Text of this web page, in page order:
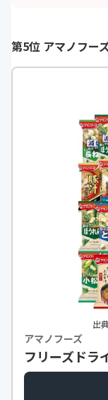
第5位 アマノフー
出
アマノフーズ
フリーズドラ